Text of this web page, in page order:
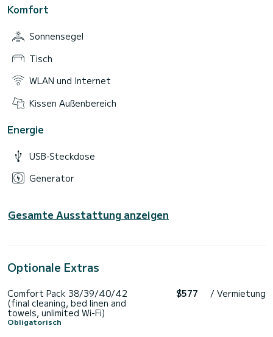
Komfort
Sonnensegel
Tisch
WLAN und Internet
Kissen Außenbereich
Energie
USB-Steckdose
Generator
Gesamte Ausstattung anzeigen
Optionale Extras
Comfort Pack 38/39/40/42
(final cleaning, bed linen and
towels, unlimited Wi-Fi)
Obligatorisch
$577 / Vermietung